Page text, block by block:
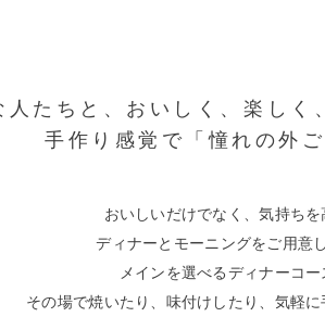
人たちと、おいしく、楽しく
手作り感覚で「憧れの外ご
おいしいだけでなく、気持ちを
ディナーとモーニングをご用意
メインを選べるディナーコー
その場で焼いたり、味付けしたり、気軽に